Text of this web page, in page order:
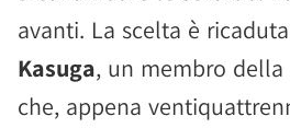
avanti. La scelta è
Kasuga, un membro della
che, appena